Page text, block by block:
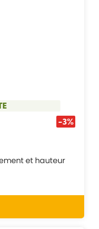
-3%
et hauteur